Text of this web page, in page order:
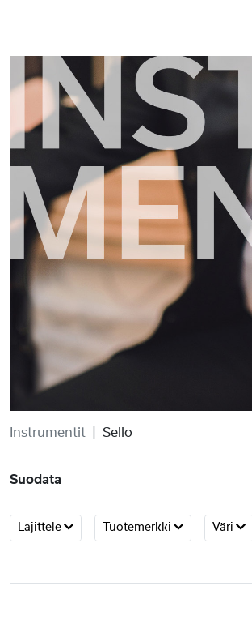
Instrumentit Sello
Suodata
Lajittele Tuotemerkki Väri